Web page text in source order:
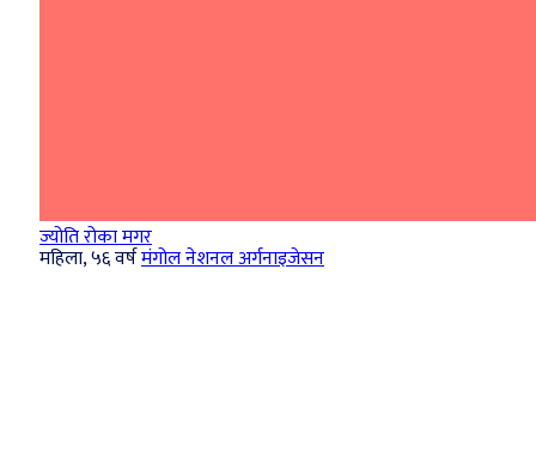
ज्योति रोका मगर
महिला, ५६ वर्षमंगोल नेशनल अर्गनाइजेसन